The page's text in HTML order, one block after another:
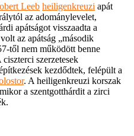
Leeb heiligenkreuzi apát
az adománylevelet,
apátságot visszaadta a
az apátság „második
től nem működött benne
ciszterci szerzetesek
kezdődtek, felépült a
. A heiligenkreuzi korszak
a szentgotthárdit a zirci